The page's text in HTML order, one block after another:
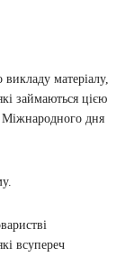
матеріалу,
займаються цією
Міжнародного дня
всупереч